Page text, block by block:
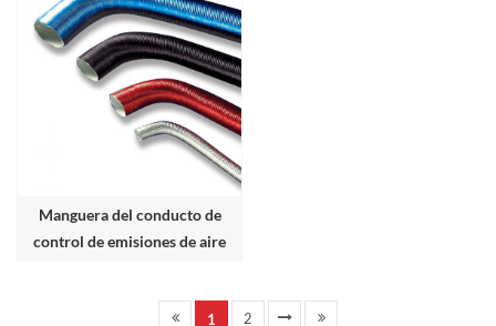
Manguera del conducto de
control de emisiones de aire
1 2